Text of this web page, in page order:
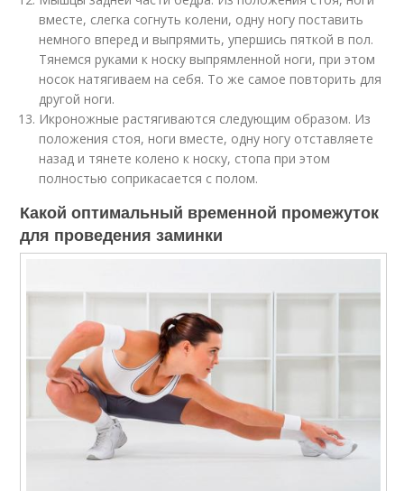
вместе, слегка согнуть колени, одну ногу поставить
немного вперед и выпрямить, упершись пяткой в пол.
Тянемся руками к носку выпрямленной ноги, при этом
носок натягиваем на себя. То же самое повторить для
другой ноги.
Икроножные растягиваются следующим образом. Из
положения стоя, ноги вместе, одну ногу отставляете
назад и тянете колено к носку, стопа при этом
полностью соприкасается с полом.
Какой оптимальный временной промежуток
для проведения заминки